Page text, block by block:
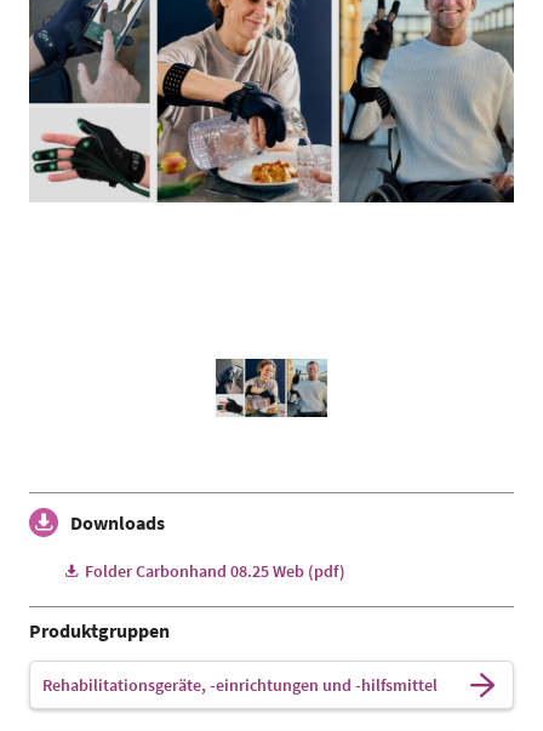
Downloads
Folder Carbonhand 08.25 Web (pdf)
Produktgruppen
Rehabilitationsgeräte, -einrichtungen und -hilfsmittel